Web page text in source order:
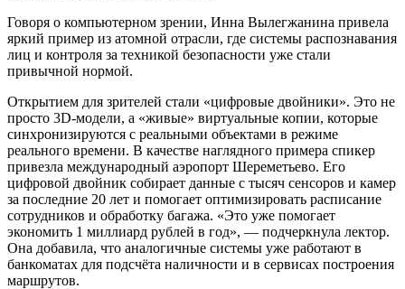
Говоря о компьютерном зрении, Инна Вылегжанина привела
яркий пример из атомной отрасли, где системы распознавания
лиц и контроля за техникой безопасности уже стали
привычной нормой.
Открытием для зрителей стали «цифровые двойники». Это не
просто 3D-модели, а «живые» виртуальные копии, которые
синхронизируются с реальными объектами в режиме
реального времени. В качестве наглядного примера спикер
привезла международный аэропорт Шереметьево. Его
цифровой двойник собирает данные с тысяч сенсоров и камер
за последние 20 лет и помогает оптимизировать расписание
сотрудников и обработку багажа. «Это уже помогает
экономить 1 миллиард рублей в год», — подчеркнула лектор.
Она добавила, что аналогичные системы уже работают в
банкоматах для подсчёта наличности и в сервисах построения
маршрутов.